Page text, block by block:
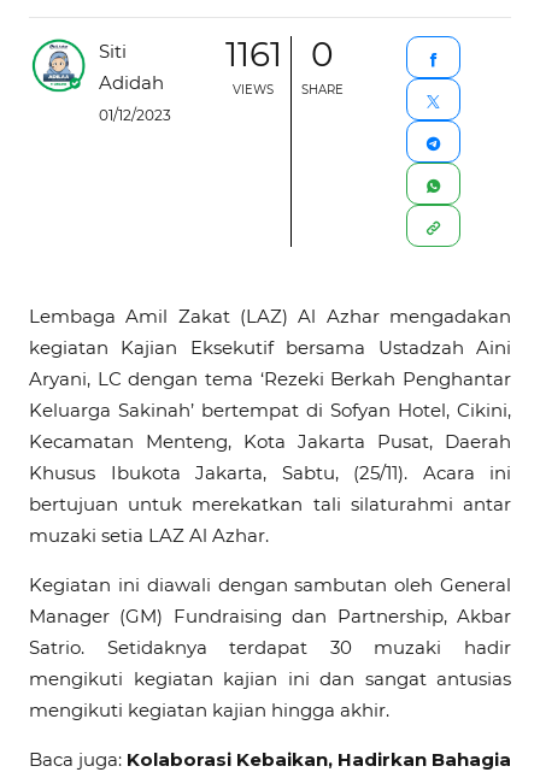
Siti
Adidah
01/12/2023
1161
VIEWS
0
SHARE
Lembaga Amil Zakat (LAZ) Al Azhar mengadakan
kegiatan Kajian Eksekutif bersama Ustadzah Aini
Aryani, LC dengan tema ‘Rezeki Berkah Penghantar
Keluarga Sakinah’ bertempat di Sofyan Hotel, Cikini,
Kecamatan Menteng, Kota Jakarta Pusat, Daerah
Khusus Ibukota Jakarta, Sabtu, (25/11). Acara ini
bertujuan untuk merekatkan tali silaturahmi antar
muzaki setia LAZ Al Azhar.
Kegiatan ini diawali dengan sambutan oleh General
Manager (GM) Fundraising dan Partnership, Akbar
Satrio. Setidaknya terdapat 30 muzaki hadir
mengikuti kegiatan kajian ini dan sangat antusias
mengikuti kegiatan kajian hingga akhir.
Baca juga: Kolaborasi Kebaikan, Hadirkan Bahagia